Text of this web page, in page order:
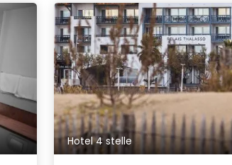
Hotel 4 stelle